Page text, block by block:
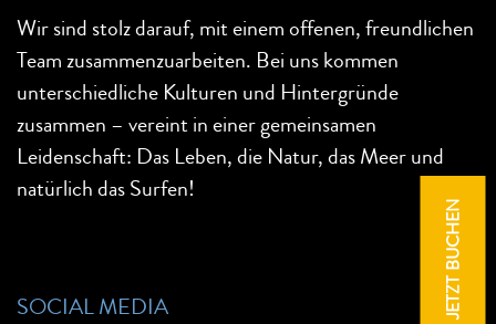
JETZT BUCHEN
Wir sind stolz darauf, mit einem offenen, freundlichen
Team zusammenzuarbeiten. Bei uns kommen
unterschiedliche Kulturen und Hintergründe
zusammen – vereint in einer gemeinsamen
Leidenschaft: Das Leben, die Natur, das Meer und
natürlich das Surfen!
SOCIAL MEDIA